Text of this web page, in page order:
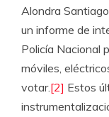
Alondra
un informe de
Policía Nacional
móviles,
votar.[2] Estos